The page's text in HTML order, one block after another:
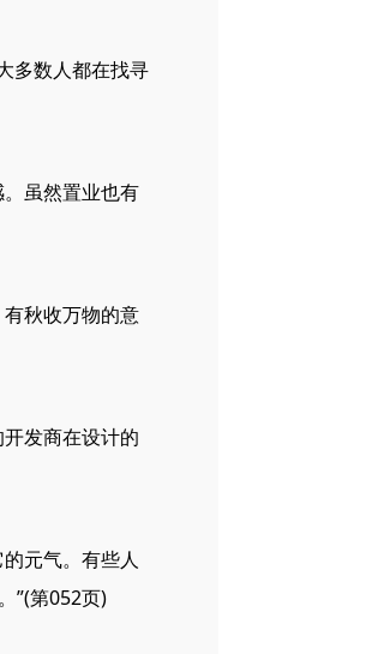
多数人都在找寻
虽然置业也有
秋收万物的意
发商在设计的
元气。有些人
”(第052页)